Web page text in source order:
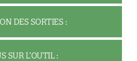
DES SORTIES :
SUR L’OUTIL :